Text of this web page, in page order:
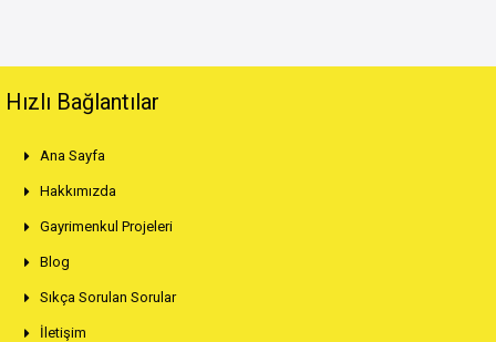
Hızlı Bağlantılar
Ana Sayfa
Hakkımızda
Gayrimenkul Projeleri
Blog
Sıkça Sorulan Sorular
İletişim